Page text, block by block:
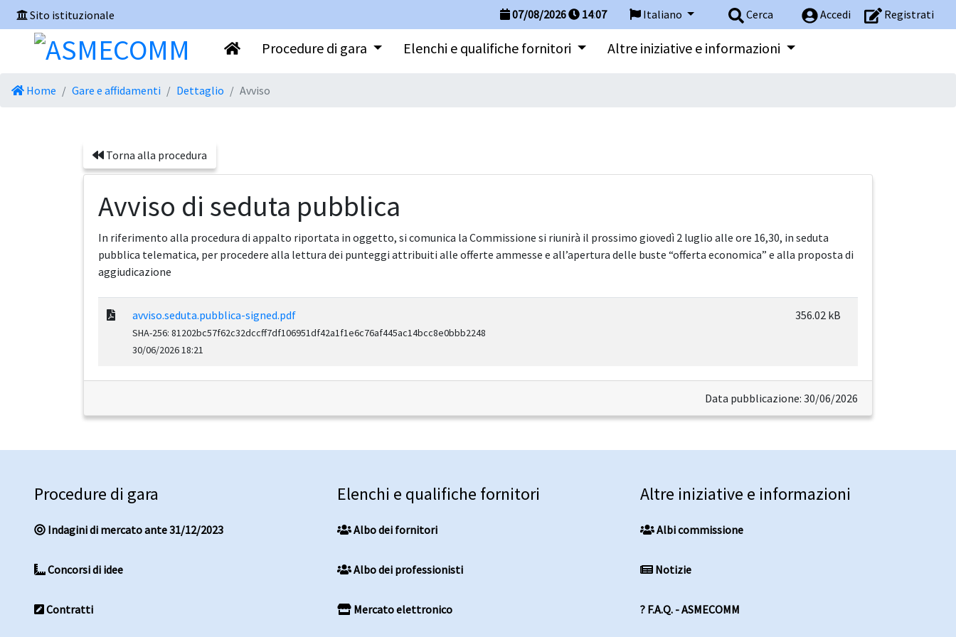
Sito istituzionale Accedi Registrati
Cerca
Italiano
07/08/2026 14:07
Procedure di gara Elenchi e qualifiche fornitori Altre iniziative e informazioni
Home Gare e affidamenti Dettaglio Avviso
Torna alla procedura
Avviso di seduta pubblica
In riferimento alla procedura di appalto riportata in oggetto, si comunica la Commissione si riunirà il prossimo giovedì 2 luglio alle ore 16,30, in seduta
pubblica telematica, per procedere alla lettura dei punteggi attribuiti alle offerte ammesse e all’apertura delle buste “offerta economica” e alla proposta di
aggiudicazione
avviso.seduta.pubblica-signed.pdf
SHA-256: 81202bc57f62c32dccff7df106951df42a1f1e6c76af445ac14bcc8e0bbb2248
30/06/2026 18:21
356.02 kB
Data pubblicazione: 30/06/2026
Procedure di gara
Indagini di mercato ante 31/12/2023
Concorsi di idee
Contratti
Elenchi e qualifiche fornitori
Albo dei fornitori
Albo dei professionisti
Mercato elettronico
Altre iniziative e informazioni
Albi commissione
Notizie
? F.A.Q. - ASMECOMM